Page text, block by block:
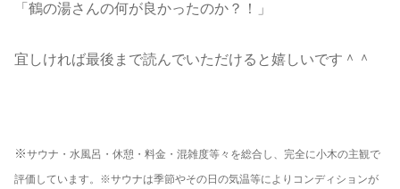
「鶴の湯さんの何が良かったのか？！」
宜しければ最後まで読んでいただけると嬉しいです＾＾
※サウナ・水風呂・休憩・料金・混雑度等々を総合し、完全に小木の主観で
評価しています。※サウナは季節やその日の気温等によりコンディションが